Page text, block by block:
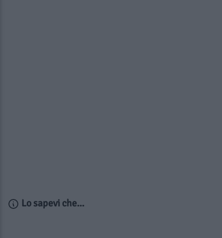
Lo sapevi che...